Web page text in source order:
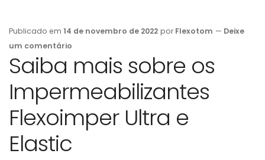
Publicado em 14 de novembro de 2022 por Flexotom — Deixe
um comentário
Saiba mais sobre os
Impermeabilizantes
Flexoimper Ultra e
Elastic